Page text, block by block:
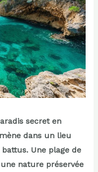
secret en
dans un lieu
Une plage de
nature préservée